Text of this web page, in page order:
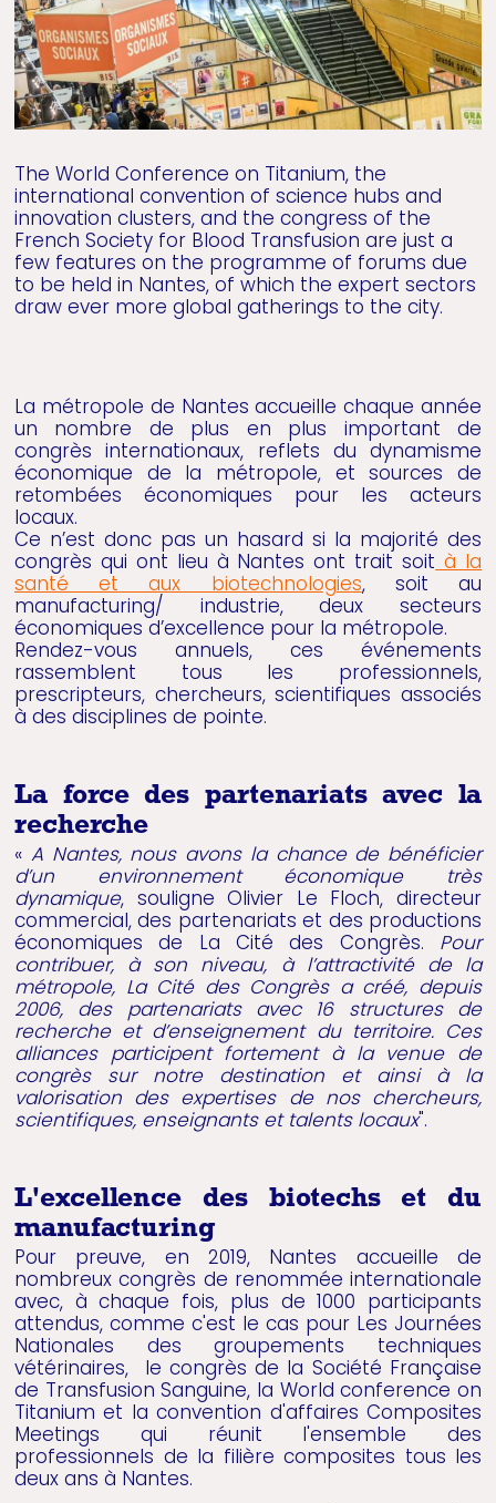
The World Conference on Titanium, the
international convention of science hubs and
innovation clusters, and the congress of the
French Society for Blood Transfusion are just a
few features on the programme of forums due
to be held in Nantes, of which the expert sectors
draw ever more global gatherings to the city.
La métropole de Nantes accueille chaque année
un nombre de plus en plus important de
congrès internationaux, reflets du dynamisme
économique de la métropole, et sources de
retombées économiques pour les acteurs
locaux.
Ce n’est donc pas un hasard si la majorité des
congrès qui ont lieu à Nantes ont trait soit à la
santé et aux biotechnologies, soit au
manufacturing/ industrie, deux secteurs
économiques d’excellence pour la métropole.
Rendez-vous annuels, ces événements
rassemblent tous les professionnels,
prescripteurs, chercheurs, scientifiques associés
à des disciplines de pointe.
La force des partenariats avec la
recherche
« A Nantes, nous avons la chance de bénéficier
d’un environnement économique très
dynamique, souligne Olivier Le Floch, directeur
commercial, des partenariats et des productions
économiques de La Cité des Congrès. Pour
contribuer, à son niveau, à l’attractivité de la
métropole, La Cité des Congrès a créé, depuis
2006, des partenariats avec 16 structures de
recherche et d’enseignement du territoire. Ces
alliances participent fortement à la venue de
congrès sur notre destination et ainsi à la
valorisation des expertises de nos chercheurs,
scientifiques, enseignants et talents locaux".
L'excellence des biotechs et du
manufacturing
Pour preuve, en 2019, Nantes accueille de
nombreux congrès de renommée internationale
avec, à chaque fois, plus de 1000 participants
attendus, comme c'est le cas pour Les Journées
Nationales des groupements techniques
vétérinaires, le congrès de la Société Française
de Transfusion Sanguine, la World conference on
Titanium et la convention d'affaires Composites
Meetings qui réunit l'ensemble des
professionnels de la filière composites tous les
deux ans à Nantes.